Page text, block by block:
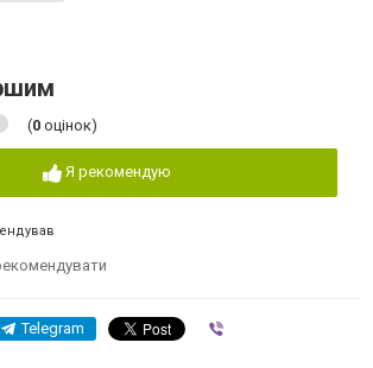
(0 оцінок)
Я рекомендую
Telegram